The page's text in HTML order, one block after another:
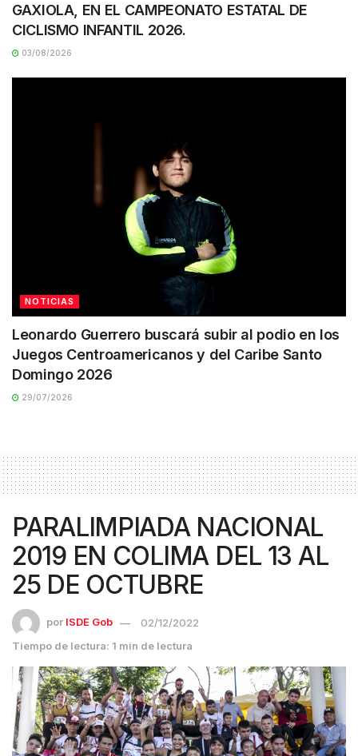
GAXIOLA, EN EL CAMPEONATO ESTATAL DE
CICLISMO INFANTIL 2026.
03/08/2026
NOTICIAS
Leonardo Guerrero buscará subir al podio en los
Juegos Centroamericanos y del Caribe Santo
Domingo 2026
29/07/2026
PARALIMPIADA NACIONAL
2019 EN COLIMA DEL 13 AL
25 DE OCTUBRE
por ISDE Gob
02/12/2022
Tiempo de lectura: 1 min de lectura